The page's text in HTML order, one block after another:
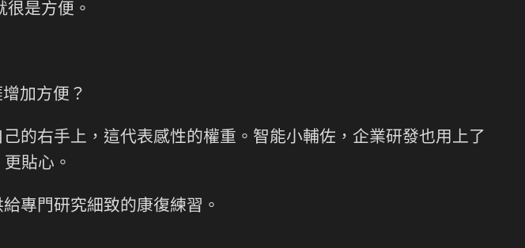
是方便。
加方便？
的右手上，這代表感性的權重。智能小輔佐，企業研發也用上了
貼心。
專門研究細致的康復練習。